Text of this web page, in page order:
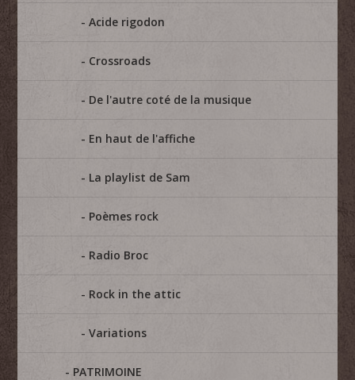
Acide rigodon
Crossroads
De l'autre coté de la musique
En haut de l'affiche
La playlist de Sam
Poèmes rock
Radio Broc
Rock in the attic
Variations
PATRIMOINE